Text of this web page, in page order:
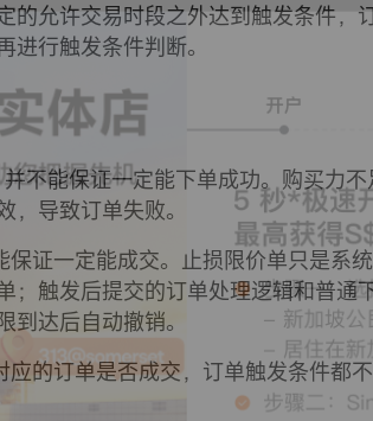
的允许交易时段之外达到触发条件，
进行触发条件判断。
不能保证一定能下单成功。购买力
，导致订单失败。
保证一定能成交。止损限价单只是系
；触发后提交的订单处理逻辑和普通
到达后自动撤销。
应的订单是否成交，订单触发条件都